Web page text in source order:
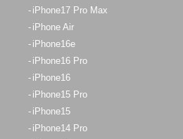
iPhone17 Pro Max
iPhone Air
iPhone16e
iPhone16 Pro
iPhone16
iPhone15 Pro
iPhone15
iPhone14 Pro